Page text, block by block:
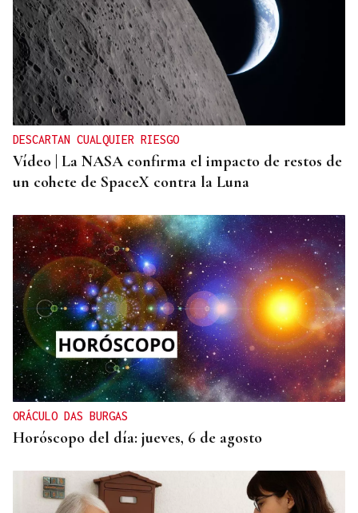
DESCARTAN CUALQUIER RIESGO
Vídeo | La NASA confirma el impacto de restos de
un cohete de SpaceX contra la Luna
ORÁCULO DAS BURGAS
Horóscopo del día: jueves, 6 de agosto